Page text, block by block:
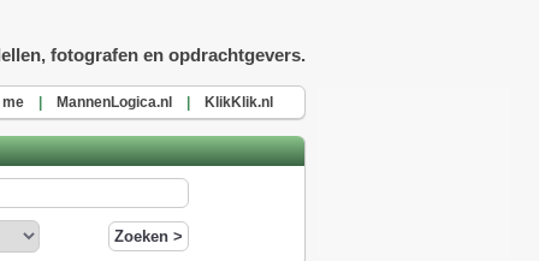
fotografen en opdrachtgevers.
MannenLogica.nl KlikKlik.nl